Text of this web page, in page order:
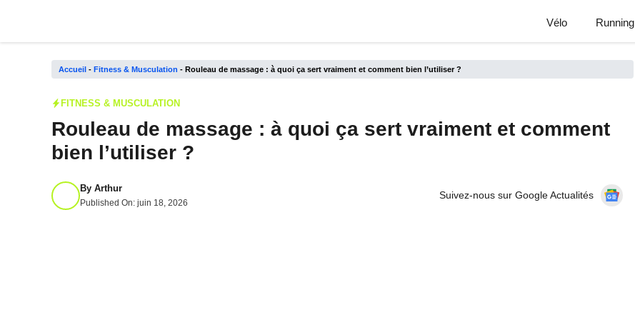
Vélo Running
Accueil - Fitness & Musculation - Rouleau de massage : à quoi ça sert vraiment et comment bien l’utiliser ?
FITNESS & MUSCULATION
Rouleau de massage : à quoi ça sert vraiment et comment
bien l’utiliser ?
By Arthur
Published On: juin 18, 2026
Suivez-nous sur Google Actualités